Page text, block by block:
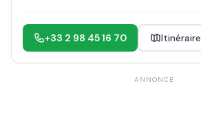
+33 2 98 45 16 70 Itinéraire
ANNONCE